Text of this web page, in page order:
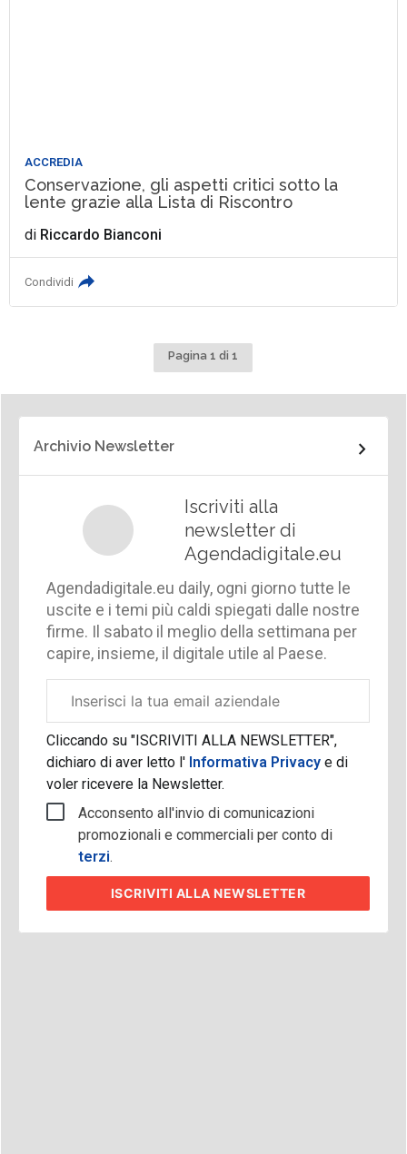
ACCREDIA
Conservazione, gli aspetti critici sotto la
lente grazie alla Lista di Riscontro
di Riccardo Bianconi
Condividi
Pagina 1 di 1
Archivio Newsletter
Iscriviti alla
newsletter di
Agendadigitale.eu
Agendadigitale.eu daily, ogni giorno tutte le
uscite e i temi più caldi spiegati dalle nostre
firme. Il sabato il meglio della settimana per
capire, insieme, il digitale utile al Paese.
aziendale
Cliccando su "ISCRIVITI ALLA NEWSLETTER",
dichiaro di aver letto l'Informativa Privacy e di
voler ricevere la Newsletter.
Acconsento all'invio di comunicazioni
promozionali e commerciali per conto di
terzi.
ISCRIVITI ALLA NEWSLETTER